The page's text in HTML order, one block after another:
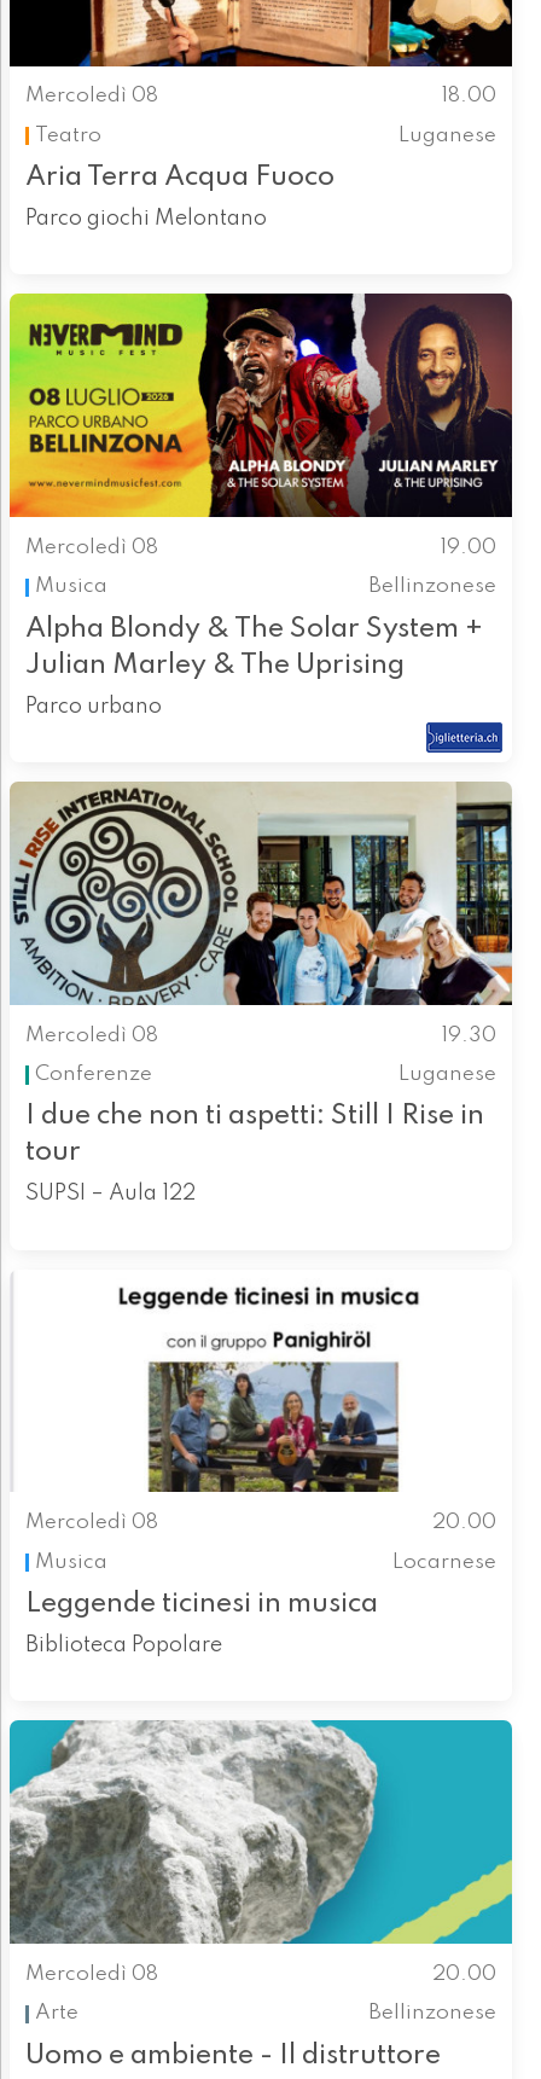
Mercoledì 08
18.00
Teatro
Luganese
Aria Terra Acqua Fuoco
Parco giochi Melontano
Mercoledì 08
19.00
Musica
Bellinzonese
Alpha Blondy & The Solar System +
Julian Marley & The Uprising
Parco urbano
Mercoledì 08
19.30
Conferenze
Luganese
I due che non ti aspetti: Still I Rise in
tour
SUPSI – Aula 122
Mercoledì 08
20.00
Musica
Locarnese
Leggende ticinesi in musica
Biblioteca Popolare
Mercoledì 08
20.00
Arte
Bellinzonese
Uomo e ambiente - Il distruttore